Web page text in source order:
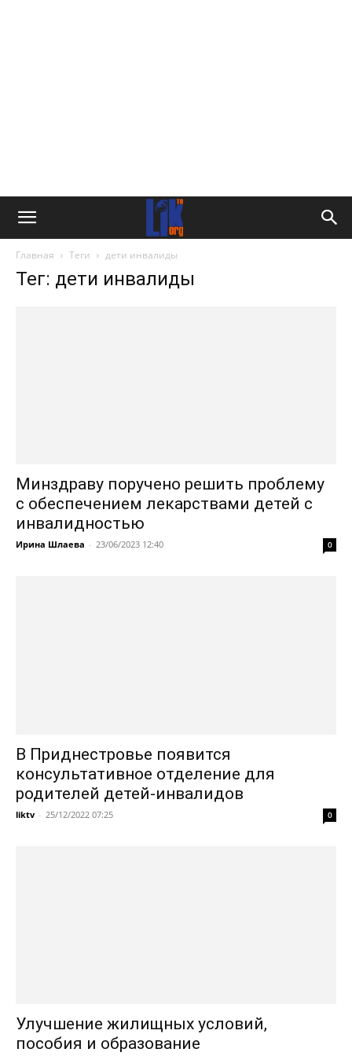
Главная Теги дети инвалиды
Тег: дети инвалиды
Минздраву поручено решить проблему
с обеспечением лекарствами детей с
инвалидностью
Ирина Шлаева - 23/06/2023 12:40 0
В Приднестровье появится
консультативное отделение для
родителей детей-инвалидов
liktv - 25/12/2022 07:25 0
Улучшение жилищных условий,
пособия и образование